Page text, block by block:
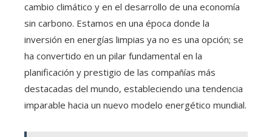
cambio climático y en el desarrollo de una economía
sin carbono. Estamos en una época donde la
inversión en energías limpias ya no es una opción; se
ha convertido en un pilar fundamental en la
planificación y prestigio de las compañías más
destacadas del mundo, estableciendo una tendencia
imparable hacia un nuevo modelo energético mundial.